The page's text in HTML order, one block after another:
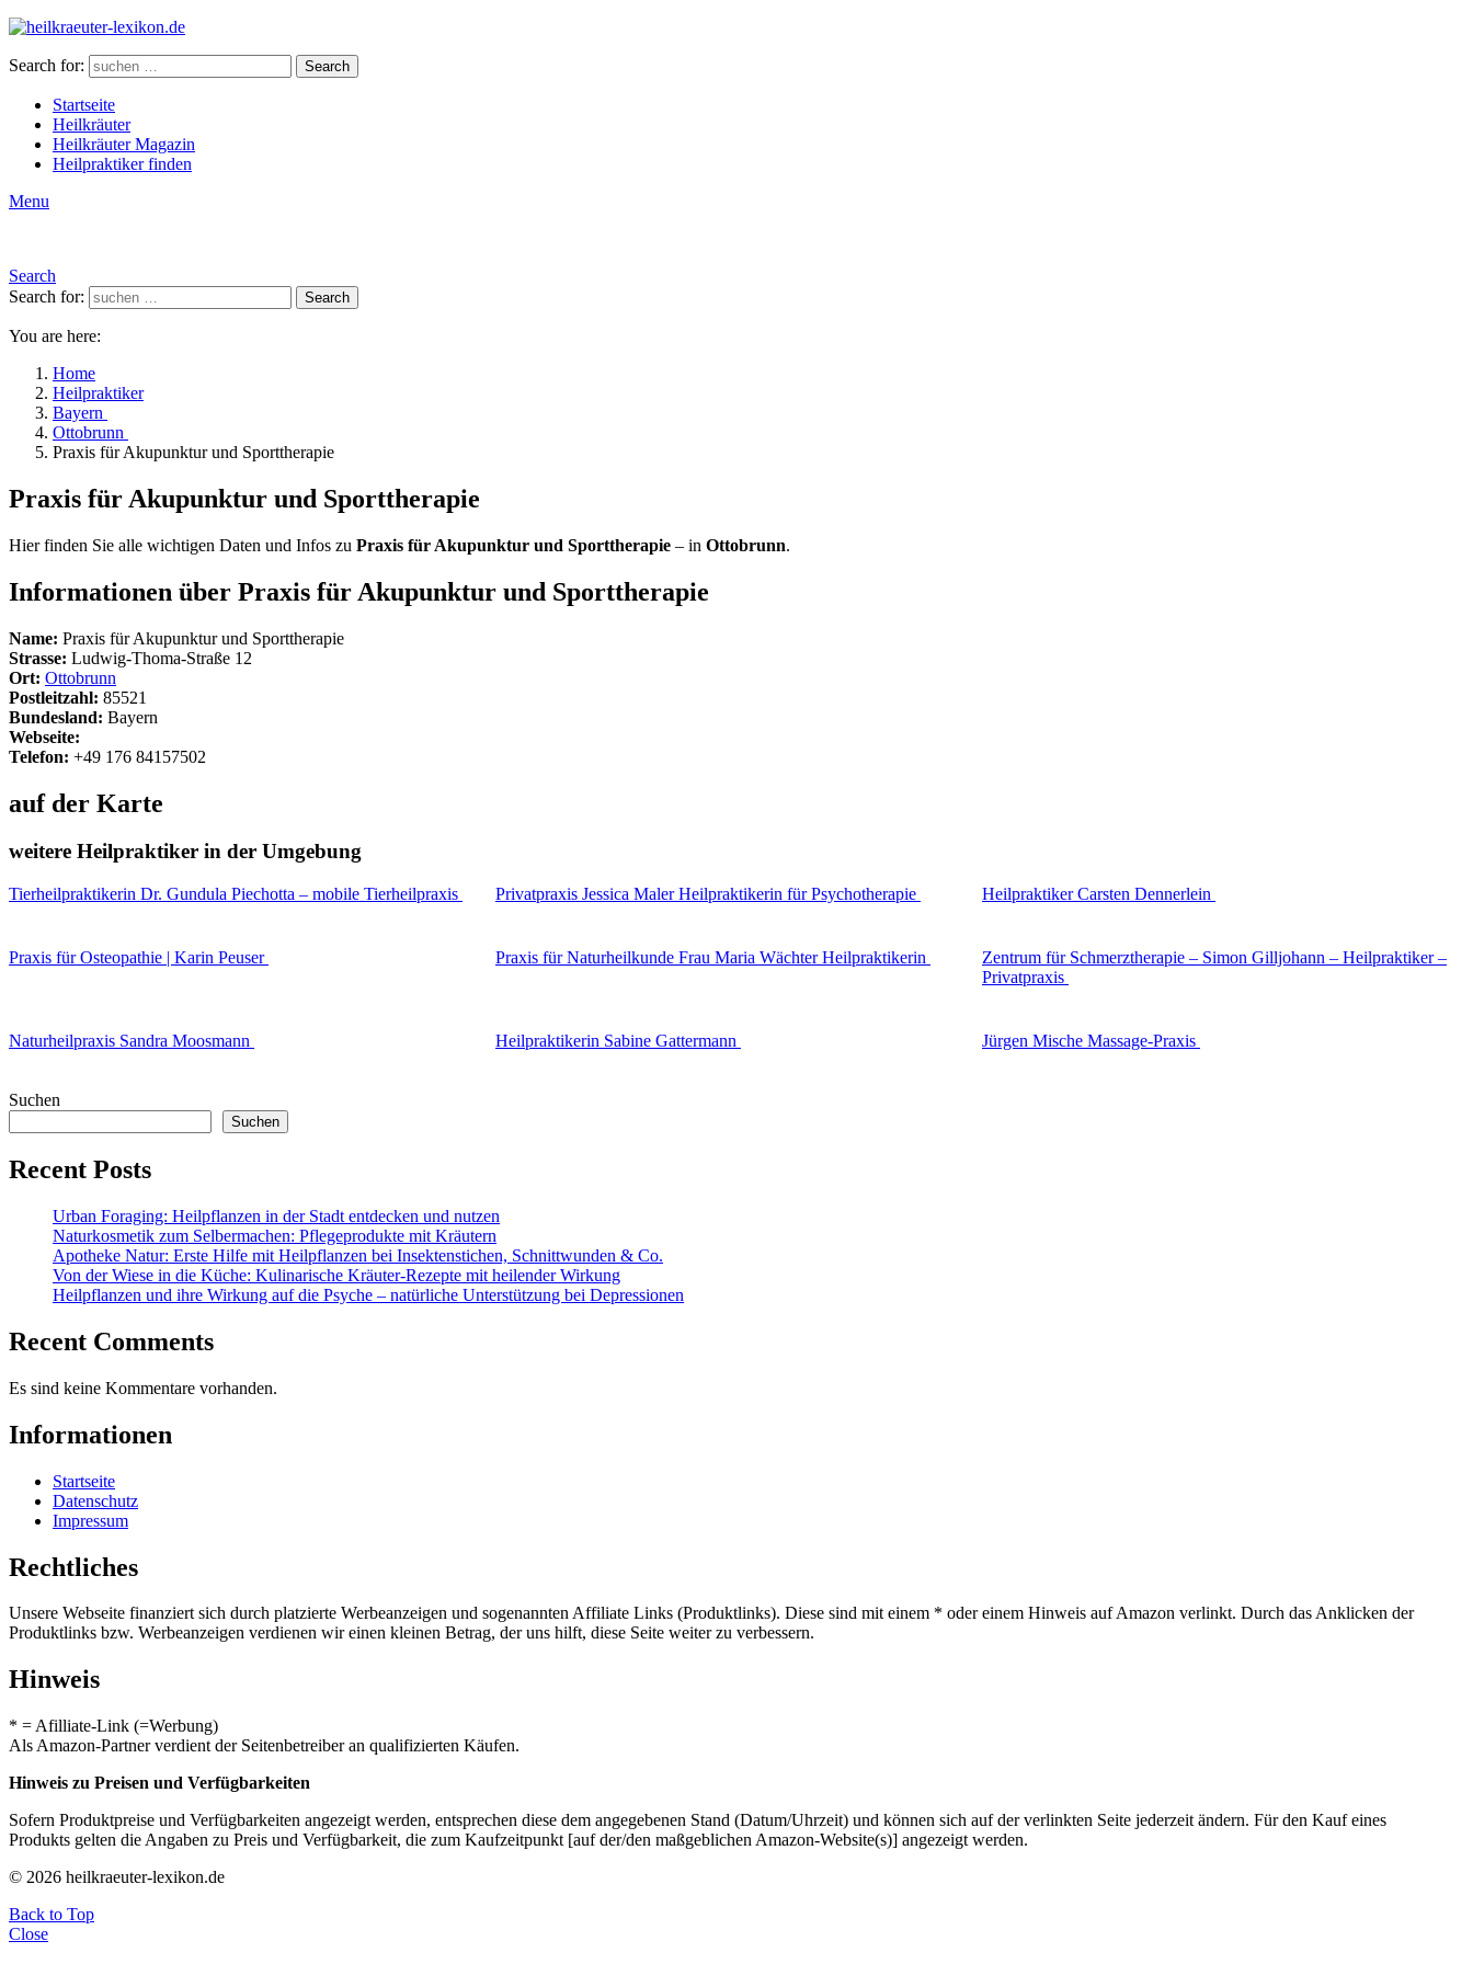
Search for: Search
Startseite
Heilkräuter
Heilkräuter Magazin
Heilpraktiker finden
Menu
Search
Search for:
Search
You are here:
Home
Heilpraktiker
Bayern
Ottobrunn
Praxis für Akupunktur und Sporttherapie
Praxis für Akupunktur und Sporttherapie
Hier finden Sie alle wichtigen Daten und Infos zu Praxis für Akupunktur und Sporttherapie – in Ottobrunn.
Informationen über Praxis für Akupunktur und Sporttherapie
Name: Praxis für Akupunktur und Sporttherapie
Strasse: Ludwig-Thoma-Straße 12
Ort: Ottobrunn
Postleitzahl: 85521
Bundesland: Bayern
Webseite:
Telefon: +49 176 84157502
auf der Karte
weitere Heilpraktiker in der Umgebung
Tierheilpraktikerin Dr. Gundula Piechotta – mobile Tierheilpraxis Privatpraxis Jessica Maler Heilpraktikerin für Psychotherapie Heilpraktiker Carsten Dennerlein
Praxis für Osteopathie | Karin Peuser Praxis für Naturheilkunde Frau Maria Wächter Heilpraktikerin
Zentrum für Schmerztherapie – Simon Gilljohann – Heilpraktiker –
Privatpraxis
Naturheilpraxis Sandra Moosmann Heilpraktikerin Sabine Gattermann Jürgen Mische Massage-Praxis
Suchen
Suchen
Recent Posts
Urban Foraging: Heilpflanzen in der Stadt entdecken und nutzen
Naturkosmetik zum Selbermachen: Pflegeprodukte mit Kräutern
Apotheke Natur: Erste Hilfe mit Heilpflanzen bei Insektenstichen, Schnittwunden & Co.
Von der Wiese in die Küche: Kulinarische Kräuter-Rezepte mit heilender Wirkung
Heilpflanzen und ihre Wirkung auf die Psyche – natürliche Unterstützung bei Depressionen
Recent Comments
Es sind keine Kommentare vorhanden.
Informationen
Startseite
Datenschutz
Impressum
Rechtliches
Unsere Webseite finanziert sich durch platzierte Werbeanzeigen und sogenannten Affiliate Links (Produktlinks). Diese sind mit einem * oder einem Hinweis auf Amazon verlinkt. Durch das Anklicken der
Produktlinks bzw. Werbeanzeigen verdienen wir einen kleinen Betrag, der uns hilft, diese Seite weiter zu verbessern.
Hinweis
* = Afilliate-Link (=Werbung)
Als Amazon-Partner verdient der Seitenbetreiber an qualifizierten Käufen.
Hinweis zu Preisen und Verfügbarkeiten
Sofern Produktpreise und Verfügbarkeiten angezeigt werden, entsprechen diese dem angegebenen Stand (Datum/Uhrzeit) und können sich auf der verlinkten Seite jederzeit ändern. Für den Kauf eines
Produkts gelten die Angaben zu Preis und Verfügbarkeit, die zum Kaufzeitpunkt [auf der/den maßgeblichen Amazon-Website(s)] angezeigt werden.
© 2026 heilkraeuter-lexikon.de
Back to Top
Close